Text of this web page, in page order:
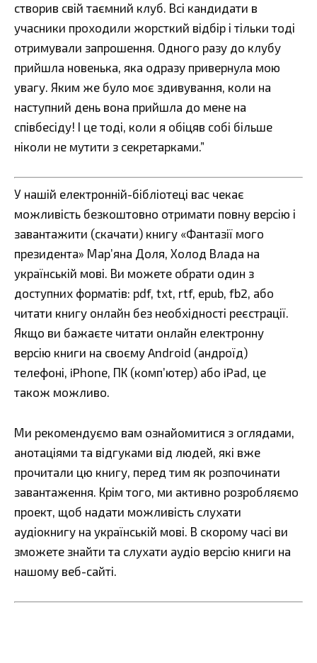
створив свій таємний клуб. Всі кандидати в
учасники проходили жорсткий відбір і тільки тоді
отримували запрошення. Одного разу до клубу
прийшла новенька, яка одразу привернула мою
увагу. Яким же було моє здивування, коли на
наступний день вона прийшла до мене на
співбесіду! І це тоді, коли я обіцяв собі більше
ніколи не мутити з секретарками.”
У нашій електронній-бібліотеці вас чекає
можливість безкоштовно отримати повну версію і
завантажити (скачати) книгу «Фантазії мого
президента» Мар’яна Доля, Холод Влада на
українській мові. Ви можете обрати один з
доступних форматів: pdf, txt, rtf, epub, fb2, або
читати книгу онлайн без необхідності реєстрації.
Якщо ви бажаєте читати онлайн електронну
версію книги на своєму Android (андроїд)
телефоні, iPhone, ПК (комп’ютер) або iPad, це
також можливо.
Ми рекомендуємо вам ознайомитися з оглядами,
анотаціями та відгуками від людей, які вже
прочитали цю книгу, перед тим як розпочинати
завантаження. Крім того, ми активно розробляємо
проект, щоб надати можливість слухати
аудіокнигу на українській мові. В скорому часі ви
зможете знайти та слухати аудіо версію книги на
нашому веб-сайті.